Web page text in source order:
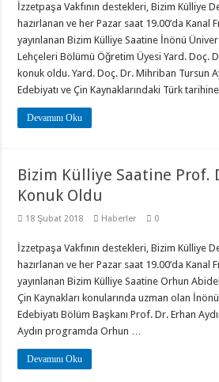
İzzetpaşa Vakfının destekleri, Bizim Külliye
hazırlanan ve her Pazar saat 19.00’da Kanal
yayınlanan Bizim Külliye Saatine İnönü
Lehçeleri Bölümü Öğretim Üyesi Yard. Doç.
konuk oldu. Yard. Doç. Dr. Mihriban Tursun
Edebiyatı ve Çin Kaynaklarındaki Türk
Devamını Oku
Bizim Külliye Saatine Prof.
Konuk Oldu
18 Şubat 2018 Haberler 0
İzzetpaşa Vakfının destekleri, Bizim Külliye
hazırlanan ve her Pazar saat 19.00’da Kanal
yayınlanan Bizim Külliye Saatine Orhun
Çin Kaynakları konularında uzman olan
Edebiyatı Bölüm Başkanı Prof. Dr. Erhan
Aydın programda Orhun …
Devamını Oku